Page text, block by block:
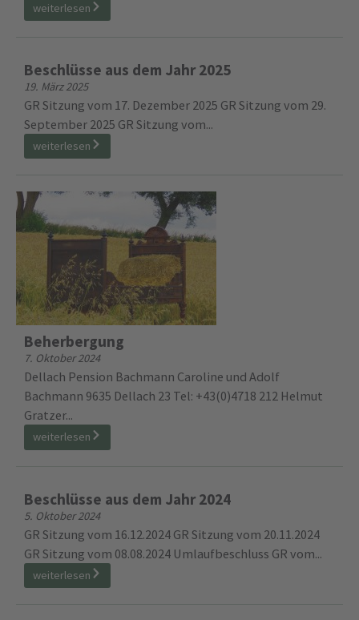
weiterlesen
Beschlüsse aus dem Jahr 2025
19. März 2025
GR Sitzung vom 17. Dezember 2025 GR Sitzung vom 29.
September 2025 GR Sitzung vom...
weiterlesen
Beherbergung
7. Oktober 2024
Dellach Pension Bachmann Caroline und Adolf
Bachmann 9635 Dellach 23 Tel: +43(0)4718 212 Helmut
Gratzer...
weiterlesen
Beschlüsse aus dem Jahr 2024
5. Oktober 2024
GR Sitzung vom 16.12.2024 GR Sitzung vom 20.11.2024
GR Sitzung vom 08.08.2024 Umlaufbeschluss GR vom...
weiterlesen